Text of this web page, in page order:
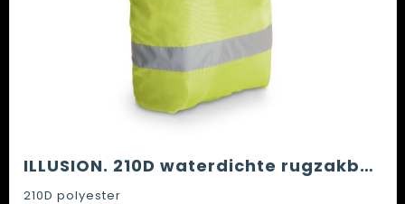
ILLUSION. 210D waterdichte rugzakbescherming
210D polyester